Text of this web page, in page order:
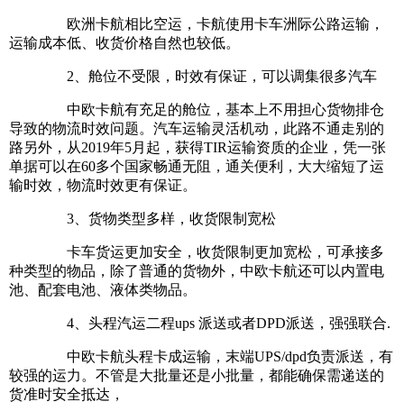
欧洲卡航相比空运，卡航使用卡车洲际公路运输，
运输成本低、收货价格自然也较低。
2、舱位不受限，时效有保证，可以调集很多汽车
中欧卡航有充足的舱位，基本上不用担心货物排仓
导致的物流时效问题。汽车运输灵活机动，此路不通走别的
路另外，从2019年5月起，获得TIR运输资质的企业，凭一张
单据可以在60多个国家畅通无阻，通关便利，大大缩短了运
输时效，物流时效更有保证。
3、货物类型多样，收货限制宽松
卡车货运更加安全，收货限制更加宽松，可承接多
种类型的物品，除了普通的货物外，中欧卡航还可以内置电
池、配套电池、液体类物品。
4、头程汽运二程ups 派送或者DPD派送，强强联合.
中欧卡航头程卡成运输，末端UPS/dpd负责派送，有
较强的运力。不管是大批量还是小批量，都能确保需递送的
货准时安全抵达，